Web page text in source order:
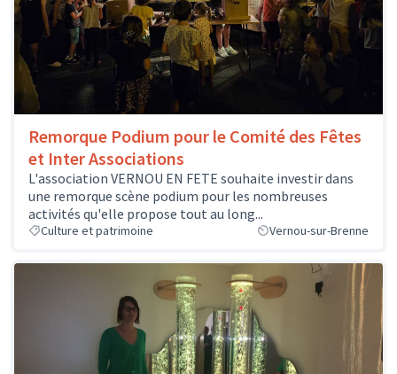
Remorque Podium pour le Comité des Fêtes
et Inter Associations
L'association VERNOU EN FETE souhaite investir dans
une remorque scène podium pour les nombreuses
activités qu'elle propose tout au long...
Culture et patrimoine Vernou-sur-Brenne